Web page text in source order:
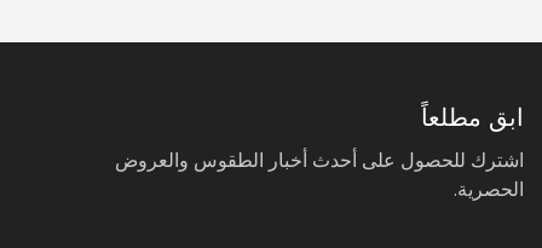
ابق مطلعاً
اشترك للحصول على أحدث أخبار الطقوس والعروض
الحصرية.